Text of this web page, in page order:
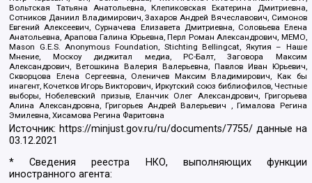
Вольтская Татьяна Анатольевна, Клепиковская Екатерина Дмитриевна,
Сотников Даниил Владимирович, Захаров Андрей Вячеславович, Симонов
Евгений Алексеевич, Сурначева Елизавета Дмитриевна, Соловьева Елена
Анатольевна, Арапова Галина Юрьевна, Перл Роман Александрович, МЕМО,
Mason G.E.S. Anonymous Foundation, Stichting Bellingcat, Якутия – Наше
Мнение, Москоу диджитал медиа, РС-Балт, Заговора Максим
Александрович, Ветошкина Валерия Валерьевна, Павлов Иван Юрьевич,
Скворцова Елена Сергеевна, Оленичев Максим Владимирович, Как бы
инагент, Кочетков Игорь Викторович, Иркутский союз библиофилов, Честные
выборы, Нобелевский призыв, Еланчик Олег Александрович, Григорьева
Алина Александровна, Григорьев Андрей Валерьевич , Гималова Регина
Эмилевна, Хисамова Регина Фаритовна
Источник: https://minjust.gov.ru/ru/documents/7755/ данные на
03.12.2021
* Сведения реестра НКО, выполняющих функции
иностранного агента: